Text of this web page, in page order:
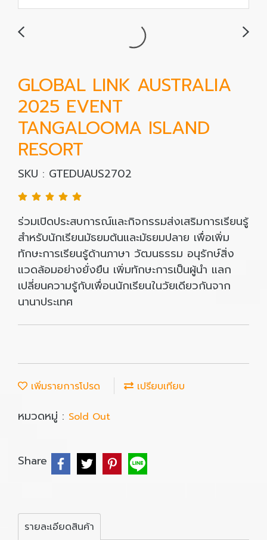
GLOBAL LINK AUSTRALIA
2025 EVENT
TANGALOOMA ISLAND
RESORT
SKU : GTEDUAUS2702
ร่วมเปิดประสบการณ์และกิจกรรมส่งเสริมการเรียนรู้
สำหรับนักเรียนมัธยมต้นและมัธยมปลาย เพื่อเพิ่ม
ทักษะการเรียนรู้ด้านภาษา วัฒนธรรม อนุรักษ์สิ่ง
แวดล้อมอย่างยั่งยืน เพิ่มทักษะการเป็นผู้นำ แลก
เปลี่ยนความรู้กับเพื่อนนักเรียนในวัยเดียวกันจาก
นานาประเทศ
เพิ่มรายการโปรด เปรียบเทียบ
หมวดหมู่ : Sold Out
Share
รายละเอียดสินค้า